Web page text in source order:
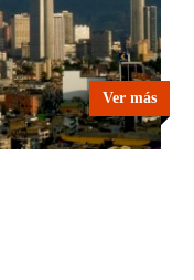
Ver más